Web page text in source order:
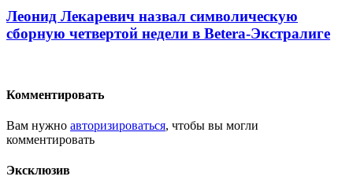
Леонид Лекаревич назвал символическую
сборную четвертой недели в Betera-Экстралиге
Комментировать
Вам нужно авторизироваться, чтобы вы могли
комментировать
Эксклюзив